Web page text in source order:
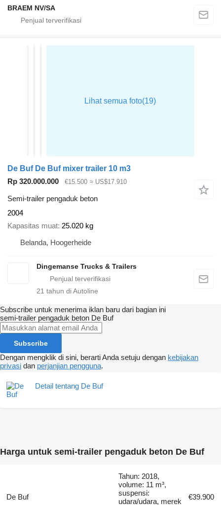
BRAEM NV/SA
De Buf De Buf mixer trailer 10 m3
Rp 320.000.000
€15.500 ≈ US$17.910
Semi-trailer pengaduk beton
2004
Kapasitas muat 25.020 kg
Belanda, Hoogerheide
Dingemanse Trucks & Trailers
21 tahun di Autoline
Subscribe untuk menerima iklan baru dari bagian ini
semi-trailer pengaduk beton De Buf
Subscribe
Dengan mengklik di sini, berarti Anda setuju dengan kebijakan
privasi dan perjanjian pengguna.
Detail tentang De Buf
Harga untuk semi-trailer pengaduk beton De Buf
De Buf
Tahun: 2018,
volume: 11 m³,
suspensi:
udara/udara, merek
€39.900